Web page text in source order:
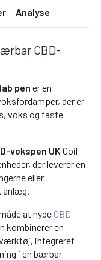
Analyse
CBD-
pen er en
der er
voks og faste
vokspen UK Coil
der leverer en
eller
at nyde CBD
kombinerer en
integreret
i én bærbar